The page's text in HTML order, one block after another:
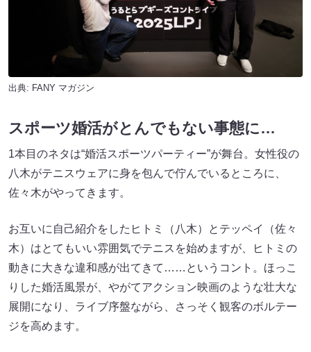
出典: FANY マガジン
スポーツ婚活がとんでもない事態に…
1本目のネタは“婚活スポーツパーティー”が舞台。女性役の
八木がテニスウェアに身を包んで佇んでいるところに、
佐々木がやってきます。
お互いに自己紹介をしたヒトミ（八木）とテッペイ（佐々
木）はとてもいい雰囲気でテニスを始めますが、ヒトミの
動きに大きな違和感が出てきて……というコント。ほっこ
りした婚活風景が、やがてアクション映画のような壮大な
展開になり、ライブ序盤ながら、さっそく観客のボルテー
ジを高めます。